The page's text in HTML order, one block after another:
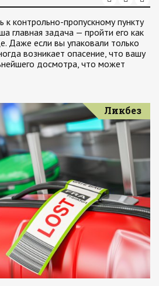
к контрольно-пропускному пункту
главная задача — пройти его как
Даже если вы упаковали только
возникает опасение, что вашу
досмотра, что может
Ликбез